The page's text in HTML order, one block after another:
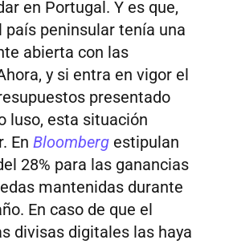
en Portugal. Y es que,
país peninsular tenía una
abierta con las
y si entra en vigor el
presentado
luso, esta situación
En Bloomberg estipulan
28% para las ganancias
mantenidas durante
En caso de que el
divisas digitales las haya